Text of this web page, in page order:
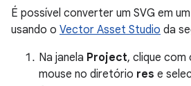
É possível converter um SVG em
usando o Vector Asset Studio da
Na janela Project, clique
mouse no diretório res e